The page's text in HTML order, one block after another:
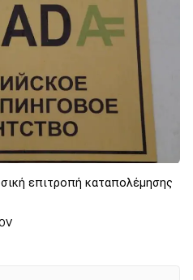
επιτροπή καταπολέμησης